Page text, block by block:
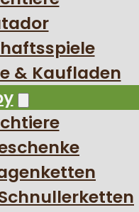
& Kaufladen